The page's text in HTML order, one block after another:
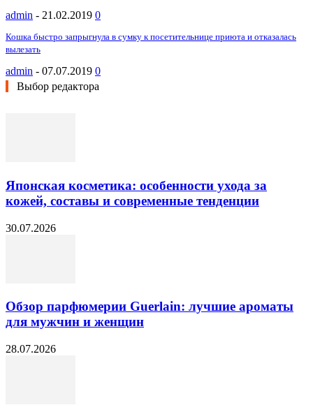
admin - 21.02.2019 0
Кошка быстро запрыгнула в сумку к посетительнице приюта и отказалась
вылезать
admin - 07.07.2019 0
Выбор редактора
Японская косметика: особенности ухода за
кожей, составы и современные тенденции
30.07.2026
Обзор парфюмерии Guerlain: лучшие ароматы
для мужчин и женщин
28.07.2026